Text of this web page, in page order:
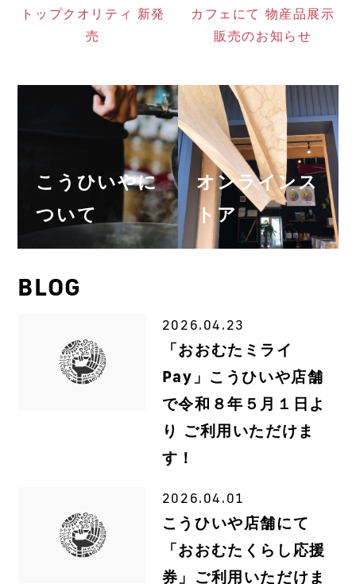
トップクオリティ 新発
売
カフェにて 物産品展示
販売のお知らせ
こうひいやに
ついて
オンラインス
トア
BLOG
2026.04.23
「おおむたミライ
Pay」こうひいや店舗
で令和８年５月１日よ
り ご利用いただけま
す！
2026.04.01
こうひいや店舗にて
「おおむたくらし応援
券」ご利用いただけま